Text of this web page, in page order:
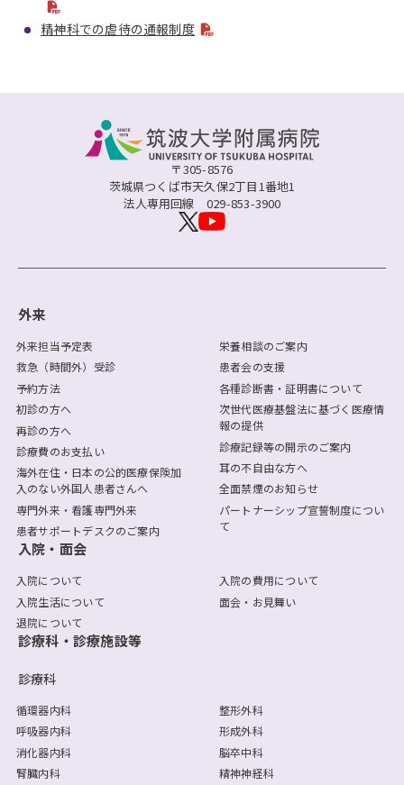
精神科での虐待の通報制度
〒305-8576
茨城県つくば市天久保2丁目1番地1
法人専用回線 029-853-3900
外来
外来担当予定表
救急（時間外）受診
予約方法
初診の方へ
再診の方へ
診療費のお支払い
海外在住・日本の公的医療保険加
入のない外国人患者さんへ
専門外来・看護専門外来
患者サポートデスクのご案内
栄養相談のご案内
患者会の支援
各種診断書・証明書について
次世代医療基盤法に基づく医療情
報の提供
診療記録等の開示のご案内
耳の不自由な方へ
全面禁煙のお知らせ
パートナーシップ宣誓制度につい
て
入院・面会
入院について
入院生活について
退院について
入院の費用について
面会・お見舞い
診療科・診療施設等
診療科
循環器内科
呼吸器内科
消化器内科
腎臓内科
整形外科
形成外科
脳卒中科
精神神経科